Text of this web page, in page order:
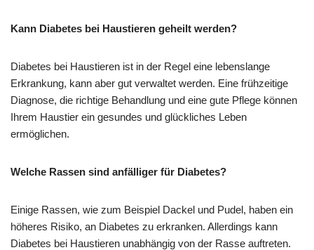
Kann Diabetes bei Haustieren geheilt werden?
Diabetes bei Haustieren ist in der Regel eine lebenslange
Erkrankung, kann aber gut verwaltet werden. Eine frühzeitige
Diagnose, die richtige Behandlung und eine gute Pflege können
Ihrem Haustier ein gesundes und glückliches Leben
ermöglichen.
Welche Rassen sind anfälliger für Diabetes?
Einige Rassen, wie zum Beispiel Dackel und Pudel, haben ein
höheres Risiko, an Diabetes zu erkranken. Allerdings kann
Diabetes bei Haustieren unabhängig von der Rasse auftreten.